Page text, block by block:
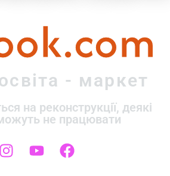
- маркет
на реконструкції, деякі
не працювати